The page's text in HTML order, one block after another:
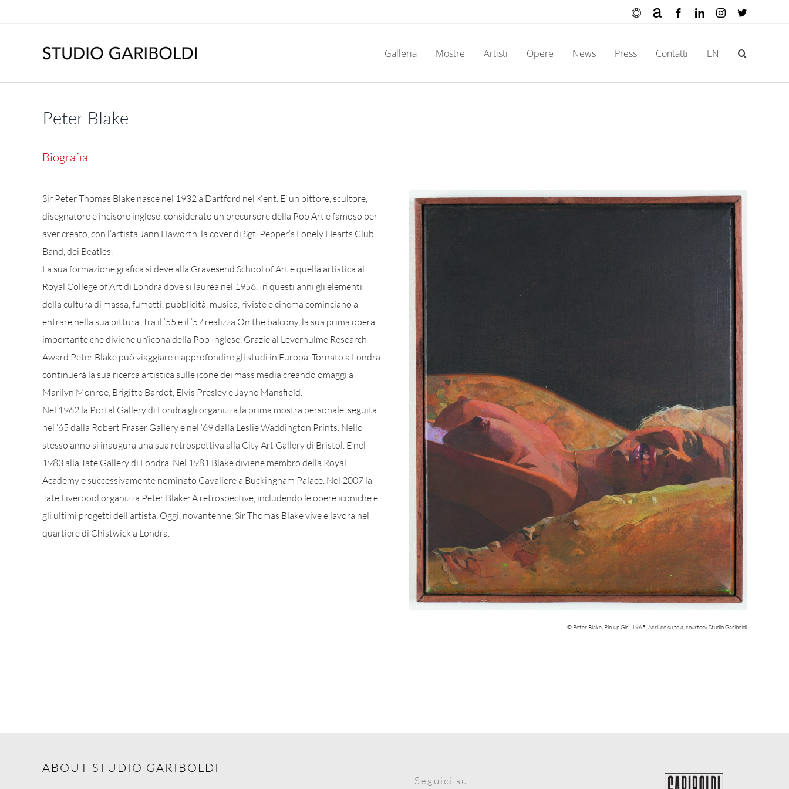
OculaArtnet FacebookLinkedInInstagram
X
Galleria Mostre Artisti Opere News Press Contatti EN
Peter Blake
Biografia
Sir Peter Thomas Blake nasce nel 1932 a Dartford nel Kent. E’ un pittore, scultore,
disegnatore e incisore inglese, considerato un precursore della Pop Art e famoso per
aver creato, con l’artista Jann Haworth, la cover di Sgt. Pepper’s Lonely Hearts Club
Band, dei Beatles.
La sua formazione grafica si deve alla Gravesend School of Art e quella artistica al
Royal College of Art di Londra dove si laurea nel 1956. In questi anni gli elementi
della cultura di massa, fumetti, pubblicità, musica, riviste e cinema cominciano a
entrare nella sua pittura. Tra il ’55 e il ’57 realizza On the balcony, la sua prima opera
importante che diviene un’icona della Pop Inglese. Grazie al Leverhulme Research
Award Peter Blake può viaggiare e approfondire gli studi in Europa. Tornato a Londra
continuerà la sua ricerca artistica sulle icone dei mass media creando omaggi a
Marilyn Monroe, Brigitte Bardot, Elvis Presley e Jayne Mansfield.
Nel 1962 la Portal Gallery di Londra gli organizza la prima mostra personale, seguita
nel ‘65 dalla Robert Fraser Gallery e nel ‘69 dalla Leslie Waddington Prints. Nello
stesso anno si inaugura una sua retrospettiva alla City Art Gallery di Bristol. E nel
1983 alla Tate Gallery di Londra. Nel 1981 Blake diviene membro della Royal
Academy e successivamente nominato Cavaliere a Buckingham Palace. Nel 2007 la
Tate Liverpool organizza Peter Blake: A retrospective, includendo le opere iconiche e
gli ultimi progetti dell’artista. Oggi, novantenne, Sir Thomas Blake vive e lavora nel
quartiere di Chistwick a Londra.
© Peter Blake, Pin-up Girl, 1965, Acrilico su tela, courtesy Studio Gariboldi
ABOUT STUDIO GARIBOLDI
Seguici su